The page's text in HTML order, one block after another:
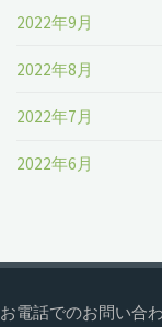
2022年9月
2022年8月
2022年7月
2022年6月
お電話でのお問い合